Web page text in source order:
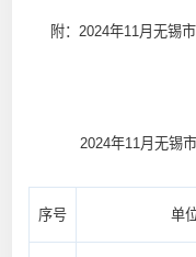
附：2024年11月无锡
2024年11月无锡
序号 单